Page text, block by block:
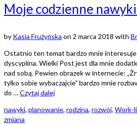
Moje codzienne nawyki
by Kasia Frużyńska on 2 marca 2018 with
Ostatnio ten temat bardzo mnie interesuje
dyscyplina. Wielki Post jest dla mnie
nad sobą. Pewien obrazek w internecie:
tylko sobie wybaczajcie” bardzo mnie
do …Czytaj dalej
nawyki, planowanie, rodzina, rozwój, Work-
zmiana